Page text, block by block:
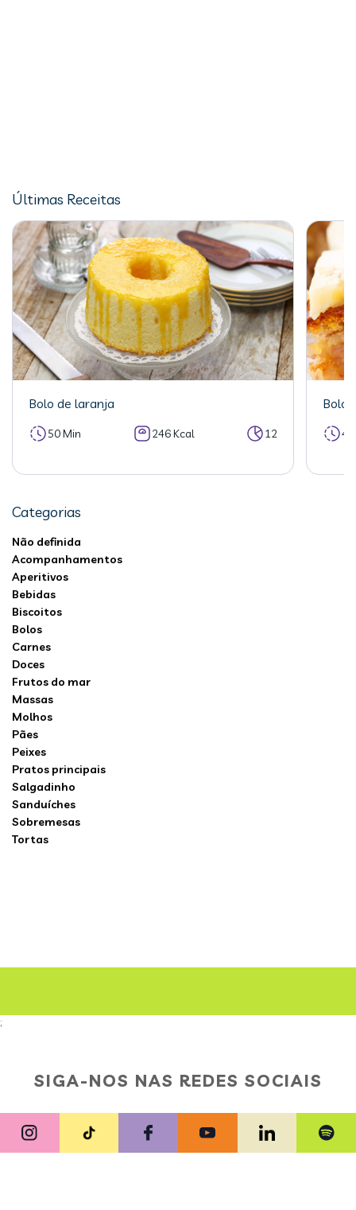
Últimas Receitas
Bolo de laranja
50 Min 246 Kcal 12
Bolo
Categorias
Não definida
Acompanhamentos
Aperitivos
Bebidas
Biscoitos
Bolos
Carnes
Doces
Frutos do mar
Massas
Molhos
Pães
Peixes
Pratos principais
Salgadinho
Sanduíches
Sobremesas
Tortas
;
SIGA-NOS NAS REDES SOCIAIS